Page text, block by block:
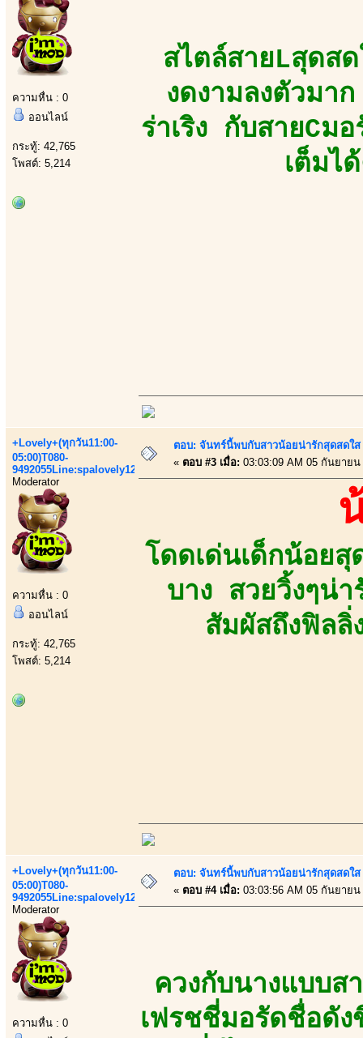
ความหื่น : 0
ออนไลน์
กระทู้: 42,765
โพสต์: 5,214
สไตล์สายLสุดส
งดงามลงตัวมา
ร่าเริง กับสายCม
เต็มไ
+Lovely+(ทุกวัน11:00-
05:00)T080-
9492055Line:spalovely123
Moderator
ความหื่น : 0
ออนไลน์
กระทู้: 42,765
โพสต์: 5,214
ตอบ: จันทร์นี้พบกับสาวน้อยน่ารักสุดสดใส
« ตอบ #3 เมื่อ: 03:03:09 AM 05 กันยายน
โดดเด่นเด็กน้อย
บาง สวยวิ้งๆน่
สัมผัสถึงฟิลลิ่
+Lovely+(ทุกวัน11:00-
05:00)T080-
9492055Line:spalovely123
Moderator
ความหื่น : 0
ตอบ: จันทร์นี้พบกับสาวน้อยน่ารักสุดสดใส
« ตอบ #4 เมื่อ: 03:03:56 AM 05 กันยายน
ควงกับนางแบบ
เฟรชชี่มอรัดชื่อดั